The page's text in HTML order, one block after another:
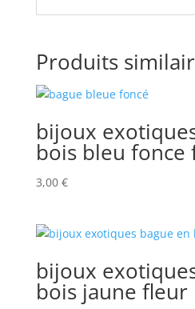
Produits
bijoux
bois bleu fonce
3,00 €
bijoux
bois jaune fleur